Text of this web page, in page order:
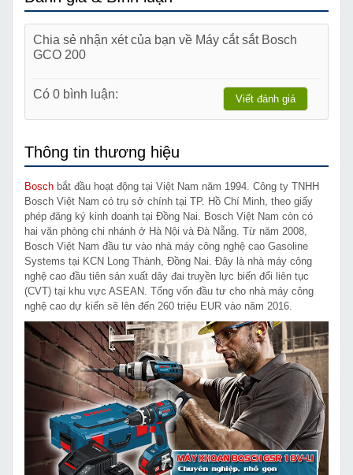
Chia sẻ nhận xét của bạn về Máy cắt sắt Bosch
GCO 200
Có 0 bình luận: Viết đánh giá
Thông tin thương hiệu
Bosch bắt đầu hoạt động tại Việt Nam năm 1994. Công ty TNHH
Bosch Việt Nam có trụ sở chính tại TP. Hồ Chí Minh, theo giấy
phép đăng ký kinh doanh tại Đồng Nai. Bosch Việt Nam còn có
hai văn phòng chi nhánh ở Hà Nội và Đà Nẵng. Từ năm 2008,
Bosch Việt Nam đầu tư vào nhà máy công nghệ cao Gasoline
Systems tại KCN Long Thành, Đồng Nai. Đây là nhà máy công
nghệ cao đầu tiên sản xuất dây đai truyền lực biến đổi liên tục
(CVT) tại khu vực ASEAN. Tổng vốn đầu tư cho nhà máy công
nghệ cao dự kiến sẽ lên đến 260 triệu EUR vào năm 2016.